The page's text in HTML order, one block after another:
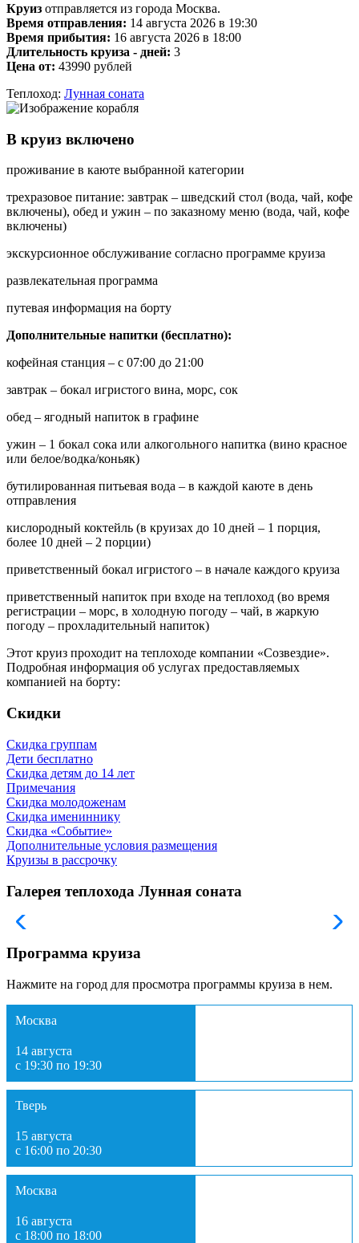
Круиз отправляется из города Москва.
Время отправления: 14 августа 2026 в 19:30
Время прибытия: 16 августа 2026 в 18:00
Длительность круиза - дней: 3
Цена от: 43990 рублей
Теплоход: Лунная соната
В круиз включено
проживание в каюте выбранной категории
трехразовое питание: завтрак – шведский стол (вода, чай, кофе
включены), обед и ужин – по заказному меню (вода, чай, кофе
включены)
экскурсионное обслуживание согласно программе круиза
развлекательная программа
путевая информация на борту
Дополнительные напитки (бесплатно):
кофейная станция – с 07:00 до 21:00
завтрак – бокал игристого вина, морс, сок
обед – ягодный напиток в графине
ужин – 1 бокал сока или алкогольного напитка (вино красное
или белое/водка/коньяк)
бутилированная питьевая вода – в каждой каюте в день
отправления
кислородный коктейль (в круизах до 10 дней – 1 порция,
более 10 дней – 2 порции)
приветственный бокал игристого – в начале каждого круиза
приветственный напиток при входе на теплоход (во время
регистрации – морс, в холодную погоду – чай, в жаркую
погоду – прохладительный напиток)
Этот круиз проходит на теплоходе компании «Созвездие».
Подробная информация об услугах предоставляемых
компанией на борту:
Скидки
Скидка группам
Дети бесплатно
Скидка детям до 14 лет
Примечания
Скидка молодоженам
Скидка имениннику
Скидка «Событие»
Дополнительные условия размещения
Круизы в рассрочку
Галерея теплохода Лунная соната
Программа круиза
Нажмите на город для просмотра программы круиза в нем.
Москва
14 августа
с 19:30 по 19:30
Тверь
15 августа
с 16:00 по 20:30
Москва
16 августа
с 18:00 по 18:00